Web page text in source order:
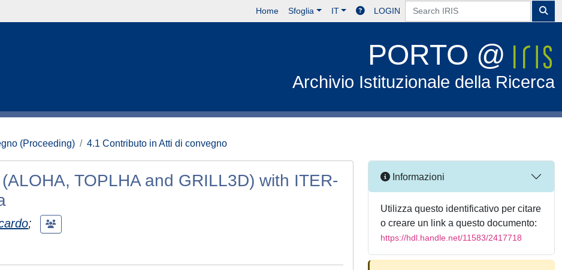
Home Sfoglia IT LOGIN
PORTO @
Archivio Istituzionale della Ricerca
(Proceeding) 4.1 Contributo in Atti di convegno
TOPLHA and GRILL3D) with ITER-
;
Informazioni
Utilizza questo identificativo per citare
o creare un link a questo documento:
https://hdl.handle.net/11583/2417718